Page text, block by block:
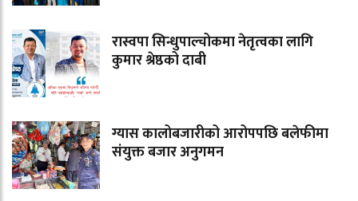
रास्वपा सिन्धुपाल्चोकमा नेतृत्वका लागि
कुमार श्रेष्ठको दाबी
ग्यास कालोबजारीको आरोपपछि बलेफीमा
संयुक्त बजार अनुगमन